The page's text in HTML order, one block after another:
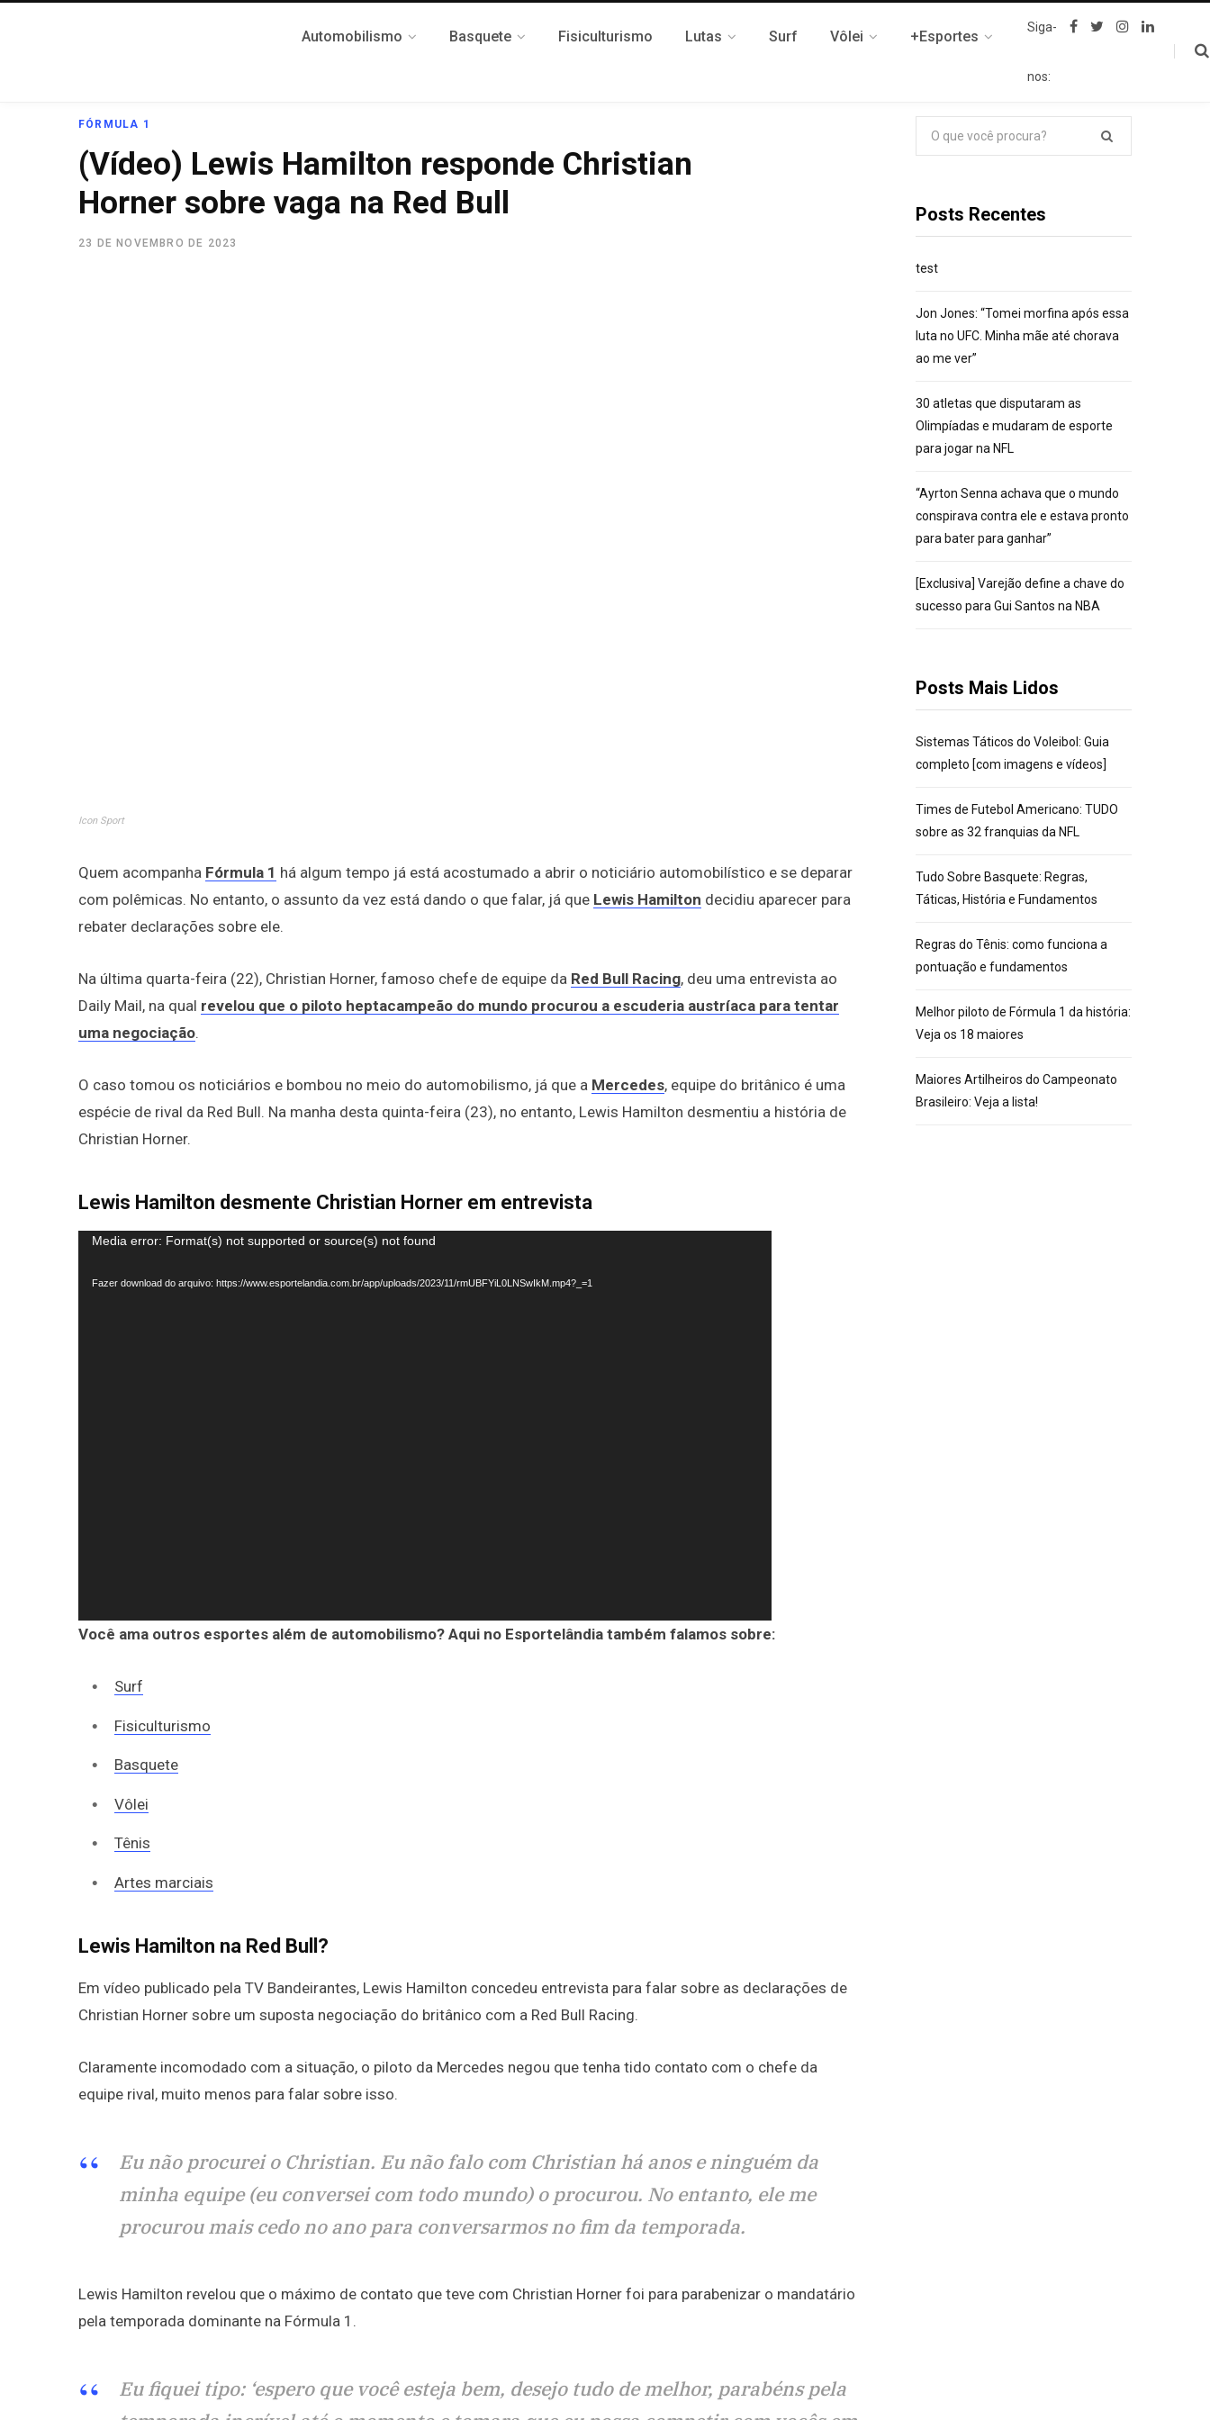
Automobilismo Basquete Fisiculturismo Lutas Surf Vôlei +Esportes
Siga-
nos:
F
I
L
FÓRMULA 1
(Vídeo) Lewis Hamilton responde Christian
Horner sobre vaga na Red Bull
23 DE NOVEMBRO DE 2023
Icon Sport
Quem acompanha Fórmula 1 há algum tempo já está acostumado a abrir o noticiário automobilístico e se deparar
com polêmicas. No entanto, o assunto da vez está dando o que falar, já que Lewis Hamilton decidiu aparecer para
rebater declarações sobre ele.
Na última quarta-feira (22), Christian Horner, famoso chefe de equipe da Red Bull Racing, deu uma entrevista ao
Daily Mail, na qual revelou que o piloto heptacampeão do mundo procurou a escuderia austríaca para tentar
uma negociação.
O caso tomou os noticiários e bombou no meio do automobilismo, já que a Mercedes, equipe do britânico é uma
espécie de rival da Red Bull. Na manha desta quinta-feira (23), no entanto, Lewis Hamilton desmentiu a história de
Christian Horner.
Lewis Hamilton desmente Christian Horner em entrevista
Tocador
Media error: Format(s) not supported or source(s) not found
Fazer download do arquivo: https://www.esportelandia.com.br/app/uploads/2023/11/rmUBFYiL0LNSwIkM.mp4?_=1
Você ama outros esportes além de automobilismo? Aqui no Esportelândia também falamos sobre:
Surf
Fisiculturismo
Basquete
Vôlei
Tênis
Artes marciais
Lewis Hamilton na Red Bull?
Em vídeo publicado pela TV Bandeirantes, Lewis Hamilton concedeu entrevista para falar sobre as declarações de
Christian Horner sobre um suposta negociação do britânico com a Red Bull Racing.
Claramente incomodado com a situação, o piloto da Mercedes negou que tenha tido contato com o chefe da
equipe rival, muito menos para falar sobre isso.
Eu não procurei o Christian. Eu não falo com Christian há anos e ninguém da
minha equipe (eu conversei com todo mundo) o procurou. No entanto, ele me
procurou mais cedo no ano para conversarmos no fim da temporada.
Lewis Hamilton revelou que o máximo de contato que teve com Christian Horner foi para parabenizar o mandatário
pela temporada dominante na Fórmula 1.
Eu fiquei tipo: ‘espero que você esteja bem, desejo tudo de melhor, parabéns pela
Pesquisar
por:
Posts Recentes
test
Jon Jones: “Tomei morfina após essa
luta no UFC. Minha mãe até chorava
ao me ver”
30 atletas que disputaram as
Olimpíadas e mudaram de esporte
para jogar na NFL
“Ayrton Senna achava que o mundo
conspirava contra ele e estava pronto
para bater para ganhar”
[Exclusiva] Varejão define a chave do
sucesso para Gui Santos na NBA
Posts Mais Lidos
Sistemas Táticos do Voleibol: Guia
completo [com imagens e vídeos]
Times de Futebol Americano: TUDO
sobre as 32 franquias da NFL
Tudo Sobre Basquete: Regras,
Táticas, História e Fundamentos
Regras do Tênis: como funciona a
pontuação e fundamentos
Melhor piloto de Fórmula 1 da história:
Veja os 18 maiores
Maiores Artilheiros do Campeonato
Brasileiro: Veja a lista!